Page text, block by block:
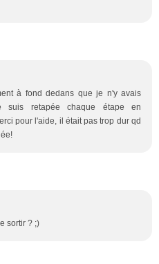
à fond dedans que je n'y avais
suis retapée chaque étape en
pour l'aide, il était pas trop dur qd
sortir ? ;)